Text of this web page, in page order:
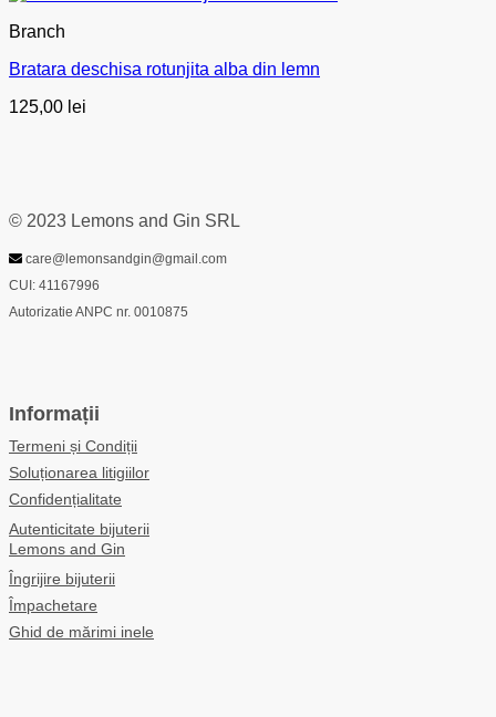
Branch
Bratara deschisa rotunjita alba din lemn
125,00 lei
© 2023 Lemons and Gin SRL
care@lemonsandgin@gmail.com
CUI: 41167996
Autorizatie ANPC nr. 0010875
Informații
Termeni și Condiții
Soluționarea litigiilor
Confidențialitate
Autenticitate bijuterii
Lemons and Gin
Îngrijire bijuterii
Împachetare
Ghid de mărimi inele